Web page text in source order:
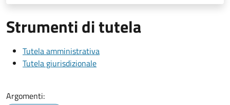
Strumenti di tutela
Tutela amministrativa
Tutela giurisdizionale
Argomenti: